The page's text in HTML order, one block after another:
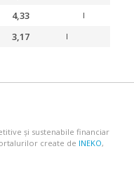
4,33
3,17
și sustenabile financiar
create de INEKO,